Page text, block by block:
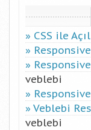
CSS ile
veblebi
Veblebi
veblebi